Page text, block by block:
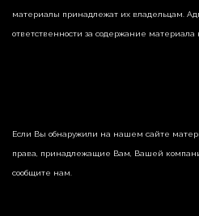
материалы принадлежат их владельцам.
ответственности за содержание материала
Если Вы обнаружили на нашем сайте
права, принадлежащие Вам, Вашей
сообщите нам.